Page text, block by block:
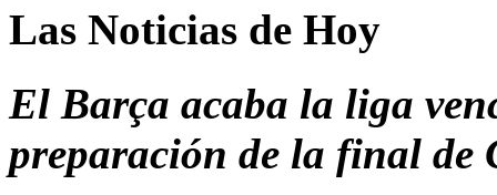
Las Noticias de Hoy
El Barça acaba la liga
preparación de la final de